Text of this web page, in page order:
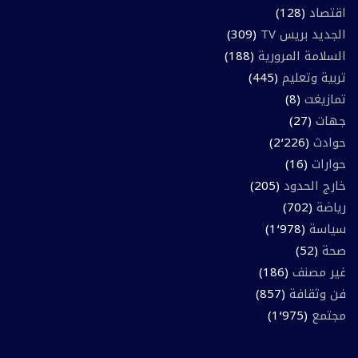
اقتصاد (128)
الجديد بريس TV
(309)
السلامة المرورية (188)
تربية وتعليم (445)
تمازيغت (8)
جهات (27)
حوادث (2٬226)
حوارات (16)
خارج الحدود (205)
رياضة (702)
سياسة (1٬978)
صحة (52)
غير مصنف (186)
فن وثقافة (857)
مجتمع (1٬975)